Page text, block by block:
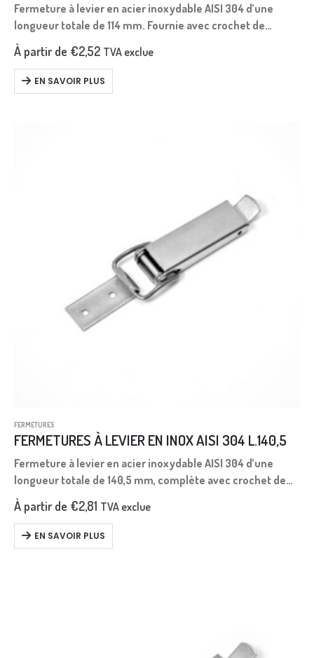
Fermeture à levier en acier inoxydable AISI 304 d’une
longueur totale de 114 mm. Fournie avec crochet de
verrouillage.
À partir de €2,52 TVA exclue
EN SAVOIR PLUS
FERMETURES
FERMETURES À LEVIER EN INOX AISI 304 L.140,5
Fermeture à levier en acier inoxydable AISI 304 d’une
longueur totale de 140,5 mm, complète avec crochet de
verrouillage.
À partir de €2,81 TVA exclue
EN SAVOIR PLUS